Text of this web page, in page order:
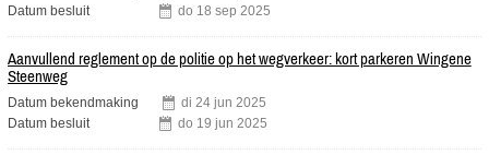
Datum besluit
do 18 sep 2025
Aanvullend reglement op de politie op het wegverkeer: kort parkeren Wingene
Steenweg
Datum bekendmaking di 24 jun 2025
Datum besluit
do 19 jun 2025